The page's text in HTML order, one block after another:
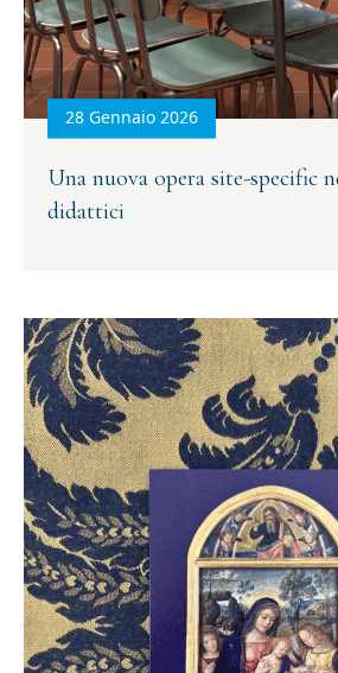
28 Gennaio 2026
Una nuova opera site-specific
didattici